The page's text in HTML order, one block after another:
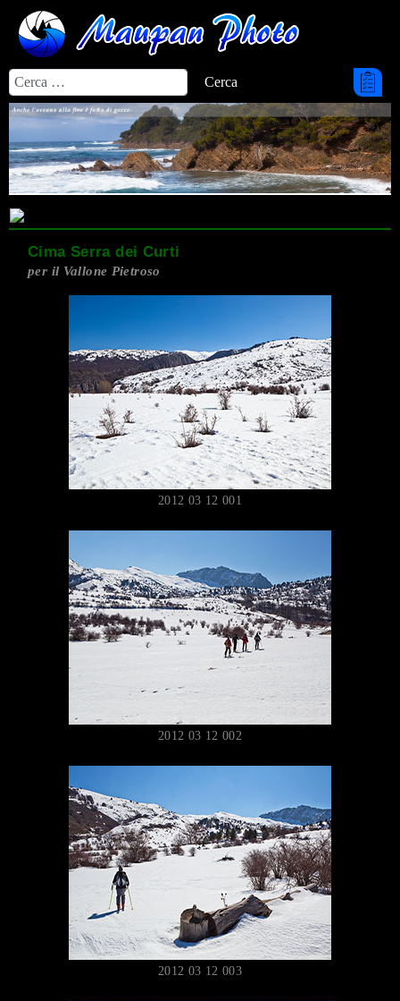
Cerca
Cerca
Cima Serra dei Curti
per il Vallone Pietroso
2012 03 12 001
2012 03 12 002
2012 03 12 003